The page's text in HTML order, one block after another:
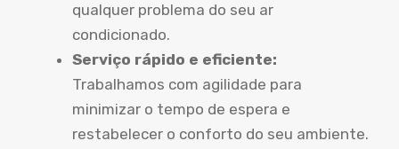
qualquer problema do seu ar
condicionado.
Serviço rápido e eficiente:
Trabalhamos com agilidade para
minimizar o tempo de espera e
restabelecer o conforto do seu ambiente.